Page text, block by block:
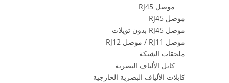
موصل RJ45
موصل RJ45
موصل RJ45 بدون تويلات
موصل RJ11 / موصل RJ12
ملحقات الشبكة
كابل الألياف البصرية
كابلات الألياف البصرية الخارجية